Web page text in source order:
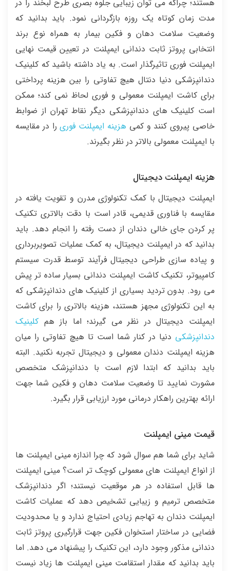
هستند؛ چراکه می توان زیبایی جلوه بصری طرح لبخند را در
مدت زمان کوتاه یک روزه بازگردانی نمود. باید بدانید که
وضعیت سلامت دهان و فکین بیمار به همراه نوع برند
انتخابی پروتز ثابت دندانی ایمپلنت در تعیین قیمت نهایی
ایمپلنت فوری تاثیرگذار است. به یاد داشته باشید که کلینیک
دندانپزشکی دنیا دنتال هیچ تفاوتی را بین هزینه پرداختی
برای کاشت ایمپلنت معمولی و فوری لحاظ نمی کند؛ ممکن
است کلینیک های دندانپزشکی دیگر نقاط تهران از ضوابط
خاصی پیروی کنند و کمی هزینه ایمپلنت فوریرا در مقایسه
با ایمپلنت معمولی بالاتر در نظر بگیرند.
هزینه ایمپلنت دیجیتال
ایمپلنت دیجیتال با کمک تکنولوژی مدرن و تقویت یافته در
مقایسه با فناوری قدیمی، قادر است با دقت بالاتری تکنیک
پر کردن جای خالی دندان از دست رفته را انجام دهد. باید
بدانید که در ایمپلنت دیجیتال، به کمک عملیات تصویربرداری
و پیاده سازی طراحی دیجیتال فرآیند توسط قدرت سیستم
کامپیوتر، تکنیک کاشت ایمپلنت دندانی بسیار ساده تر پیش
می رود. بدون تردید بسیاری از کلینیک های دندانپزشکی که
به این تکنولوژی مجهز هستند، هزینه بالاتری را برای کاشت
ایمپلنت دیجیتال در نظر می گیرند؛ اما باز هم کلینیک
دندانپزشکی دنیا در کنار شما است تا هیچ تفاوتی را میان
هزینه ایمپلنت دندان معمولی و دیجیتال تجربه نکنید. البته
باید بدانید که ابتدا لازم است با دندانپزشک متخصص
مشورت نمایید تا وضعیت سلامت دهان و فکین شما جهت
ارائه بهترین راهکار درمانی مورد ارزیابی قرار بگیرد.
قیمت مینی ایمپلنت
شاید برای شما هم سوال شود که چرا اندازه مینی ایمپلنت ها
از انواع ایمپلنت های معمولی کوچک تر است؟ مینی ایمپلنت
ها قابل استفاده در هر موقعیت نیستند؛ اگر دندانپزشک
متخصص ترمیم و زیبایی تشخیص دهد که عملیات کاشت
ایمپلنت دندان به تهاجم زیادی احتیاج ندارد و یا محدودیت
فضایی در ساختار استخوان فکین جهت قرارگیری پروتز ثابت
دندانی مذکور وجود دارد، این تکنیک را پیشنهاد می دهد. اما
باید بدانید که مقدار استقامت مینی ایمپلنت ها زیاد نیست